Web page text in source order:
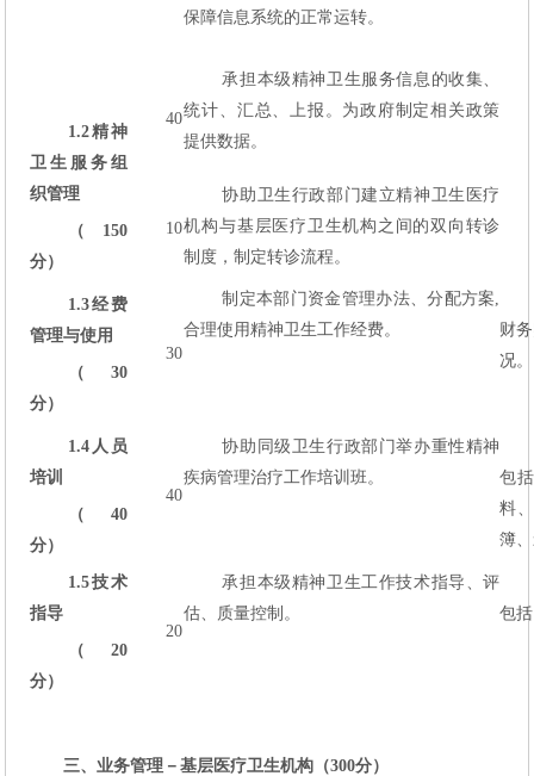
1.2精神
卫生服务组
织管理
（150
分）
保障信息系统的正常运转。
40
承担本级精神卫生服务信息的收集、
统计、汇总、上报。为政府制定相关政策
提供数据。
10
协助卫生行政部门建立精神卫生医疗
机构与基层医疗卫生机构之间的双向转诊
制度，制定转诊流程。
1.3经费
管理与使用
（30
分）
30
制定本部门资金管理办法、分配方案,
合理使用精神卫生工作经费。
财
况。
1.4 人员
培训
（40
分）
40
协助同级卫生行政部门举办重性精神
疾病管理治疗工作培训班。
包
料
簿
1.5技术
指导
（20
分）
20
承担本级精神卫生工作技术指导、评
估、质量控制。
包
三、业务管理－基层医疗卫生机构（300分）